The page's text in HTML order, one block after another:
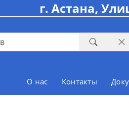
г. Астана,
О нас Контакты